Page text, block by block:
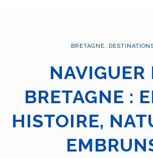
BRETAGNE,
NAVIGUER
BRETAGNE :
HISTOIRE,